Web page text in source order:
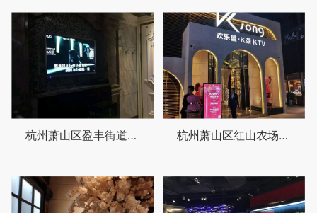
杭州萧山区盈丰街道附近夜场招聘包厢管家,招聘信息靠谱吗？ 杭州萧山区红山农场附近夜场招聘商务礼仪,是当天上班当天发薪吗？